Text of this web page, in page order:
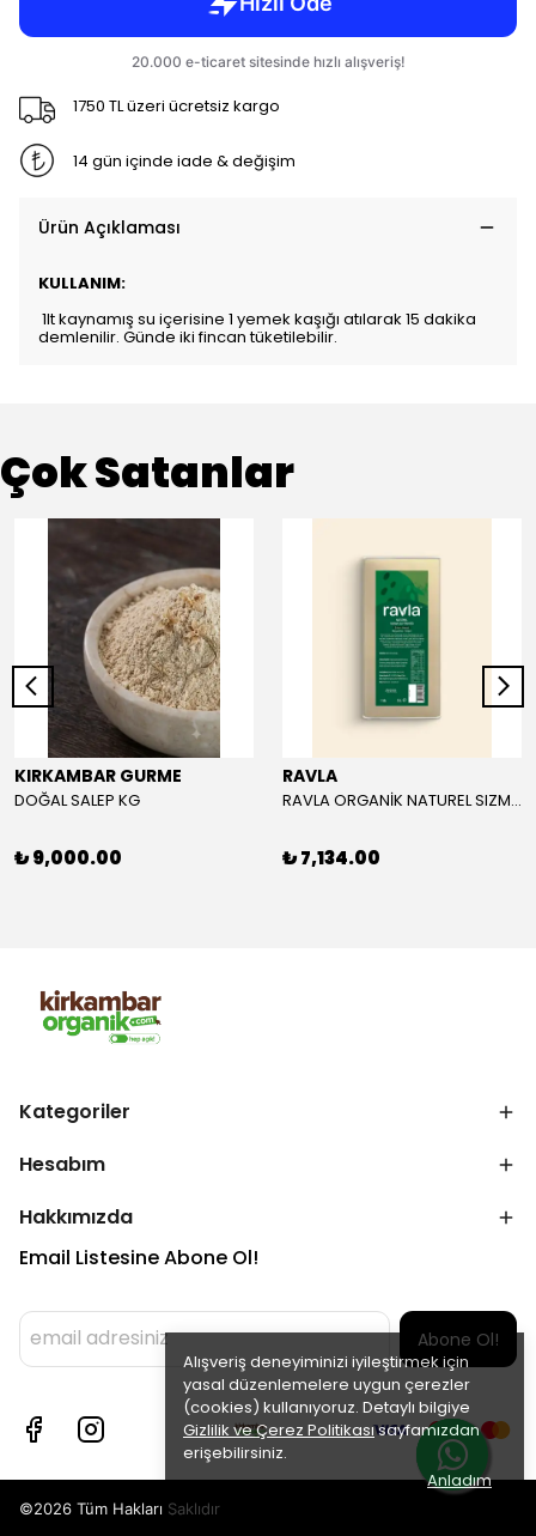
Alışveriş deneyiminizi iyileştirmek için
yasal düzenlemelere uygun çerezler
(cookies) kullanıyoruz. Detaylı bilgiye
Gizlilik ve Çerez Politikasısayfamızdan
erişebilirsiniz.
Anladım
1750 TL üzeri ücretsiz kargo
14 gün içinde iade & değişim
Ürün Açıklaması
KULLANIM:
1lt kaynamış su içerisine 1 yemek kaşığı atılarak 15 dakika
demlenilir. Günde iki fincan tüketilebilir.
Çok Satanlar
KIRKAMBAR GURME
DOĞAL SALEP KG
₺ 9,000.00
RAVLA
RAVLA ORGANİK NATUREL SIZMA ZEYTİNYAĞI 5L
₺ 7,134.00
Kategoriler
Hesabım
Hakkımızda
Email Listesine Abone Ol!
Abone Ol!
©2026 Tüm Hakları Saklıdır